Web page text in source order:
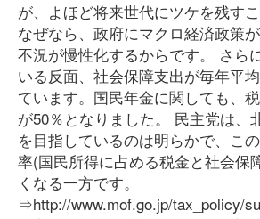
が、よほど将来世代にツケを残すこ
なぜなら、政府にマクロ経済政策
不況が慢性化するからです。 さら
いる反面、社会保障支出が毎年平
ています。国民年金に関しても、
が50％となりました。 民主党は、
を目指しているのは明らかで、こ
率(国民所得に占める税金と社会保
くなる一方です。
⇒http://www.mof.go.jp/tax_policy/